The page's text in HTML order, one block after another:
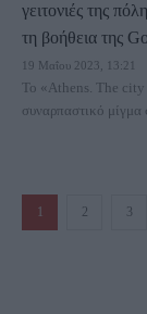
γειτονιές της
τη βοήθεια της
19 Μαΐου 2023, 13:21
Το «Athens. The city
συναρπαστικό μίγμα
1 2 3